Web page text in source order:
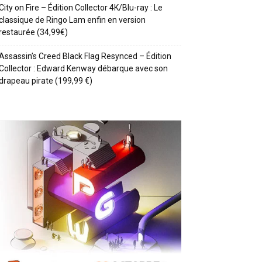
on Fire – Édition Collector 4K/Blu-ray : Le
de Ringo Lam enfin en version
(34,99€)
Creed Black Flag Resynced – Édition
: Edward Kenway débarque avec son
pirate (199,99 €)